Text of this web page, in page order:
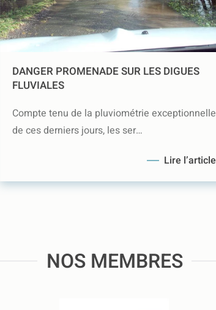
DANGER PROMENADE SUR LES DIGUES
FLUVIALES
Compte tenu de la pluviométrie exceptionnelle
de ces derniers jours, les ser…
Lire l’article
NOS MEMBRES